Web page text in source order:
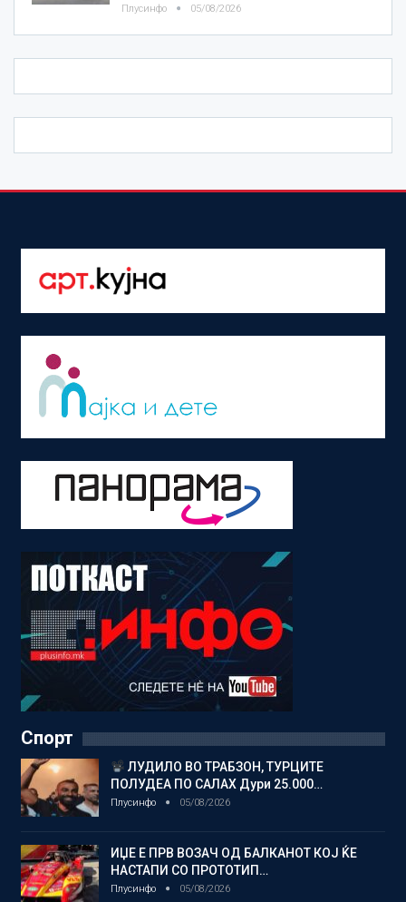
Плусинфо 05/08/2026
Спорт
ЛУДИЛО ВО ТРАБЗОН, ТУРЦИТЕ
ПОЛУДЕА ПО САЛАХ Дури 25.000…
Плусинфо 05/08/2026
ИЏЕ Е ПРВ ВОЗАЧ ОД БАЛКАНОТ КОЈ ЌЕ
НАСТАПИ СО ПРОТОТИП…
Плусинфо 05/08/2026